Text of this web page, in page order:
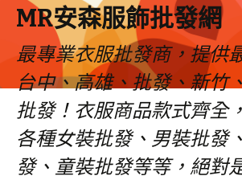
MR安森服飾批發網
最專業衣服批發商，提供
台中、高雄、批發、新竹
批發！衣服商品款式齊全
各種女裝批發、男裝批發
發、童裝批發等等，絕對